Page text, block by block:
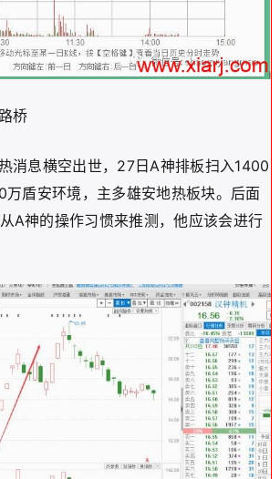
桥
消息横空出世，27日A神排板扫入1400
盾安环境，主多雄安地热板块。后面
A神的操作习惯来推测，他应该会进行